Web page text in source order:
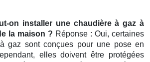
on installer une chaudière à gaz à
la maison ? Réponse : Oui, certaines
gaz sont conçues pour une pose en
elles doivent être protégées